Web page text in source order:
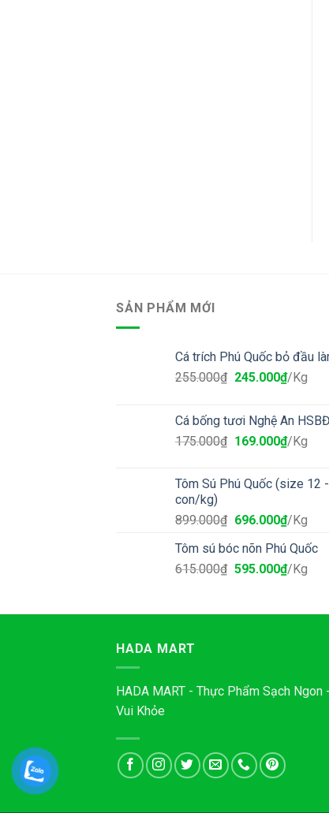
SẢN PHẨM MỚI
Cá trích Phú Quốc bỏ đầu
255.000₫ 245.000₫/Kg
Cá bống tươi Nghệ An HSBĐ
175.000₫ 169.000₫/Kg
Tôm Sú Phú Quốc (size 12
con/kg)
899.000₫ 696.000₫/Kg
Tôm sú bóc nõn Phú Quốc
615.000₫ 595.000₫/Kg
HADA MART
HADA MART - Thực Phẩm Sạch Ngon
Vui Khỏe